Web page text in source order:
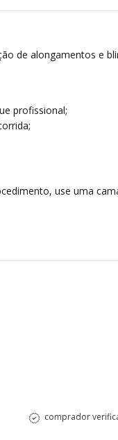
de alongamentos e
profissional;
use uma
comprador